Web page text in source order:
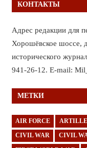
КОНТАКТЫ
Адрес редакции для
Хорошёвское шоссе,
исторического
941-26-12. E-mail:
МЕТКИ
AIR FORCE
CIVIL WAR CIVIL